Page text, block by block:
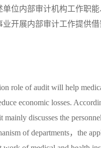
位内部审计机构工作职
开展内部审计工作提供借
role of audit will help
economic losses.
discusses the
of departments，the